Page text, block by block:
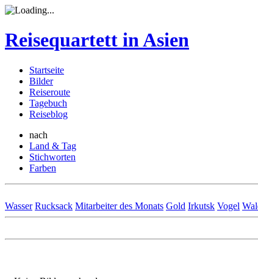
Reisequartett in Asien
Startseite
Bilder
Reiseroute
Tagebuch
Reiseblog
nach
Land & Tag
Stichworten
Farben
Wasser Rucksack Mitarbeiter des Monats Gold Irkutsk Vogel